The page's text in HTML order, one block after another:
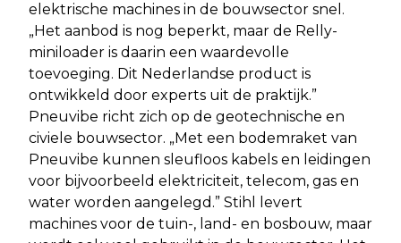
elektrische machines in de bouwsector snel.
„Het aanbod is nog beperkt, maar de Relly-
miniloader is daarin een waardevolle
toevoeging. Dit Nederlandse product is
ontwikkeld door experts uit de praktijk.”
Pneuvibe richt zich op de geotechnische en
civiele bouwsector. „Met een bodemraket van
Pneuvibe kunnen sleufloos kabels en leidingen
voor bijvoorbeeld elektriciteit, telecom, gas en
water worden aangelegd.” Stihl levert
machines voor de tuin-, land- en bosbouw, maar